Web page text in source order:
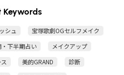
Keywords
シュ
宝塚歌劇OGセルフメイク
下半期占い
メイクアップ
美的GRAND
診断